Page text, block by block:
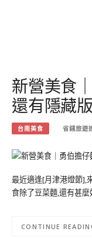
新營美食
還有隱藏版
台南美食 省錢旅遊
最近適逢[月津港燈節],
食除了豆菜麵,還有甚
CONTINUE